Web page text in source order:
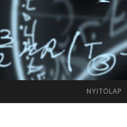
A
NYITÓLAP